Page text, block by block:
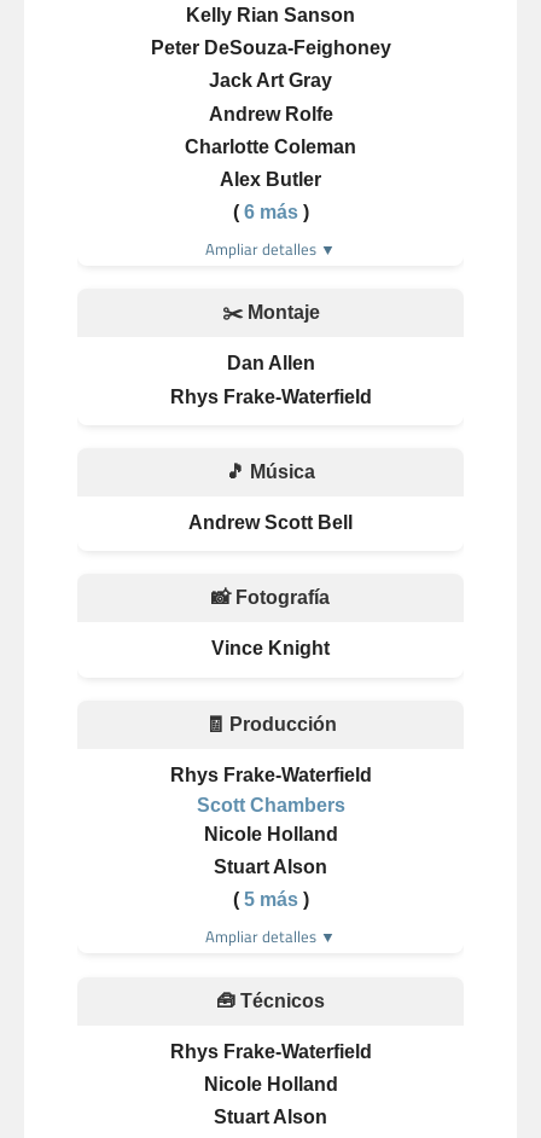
Kelly Rian Sanson
Peter DeSouza-Feighoney
Jack Art Gray
Andrew Rolfe
Charlotte Coleman
Alex Butler
( 6 más)
Ampliar detalles ▼
✂️ Montaje
Dan Allen
Rhys Frake-Waterfield
🎵 Música
Andrew Scott Bell
📸 Fotografía
Vince Knight
🧾 Producción
Rhys Frake-Waterfield
Scott Chambers
Nicole Holland
Stuart Alson
( 5 más)
Ampliar detalles ▼
🧰 Técnicos
Rhys Frake-Waterfield
Nicole Holland
Stuart Alson